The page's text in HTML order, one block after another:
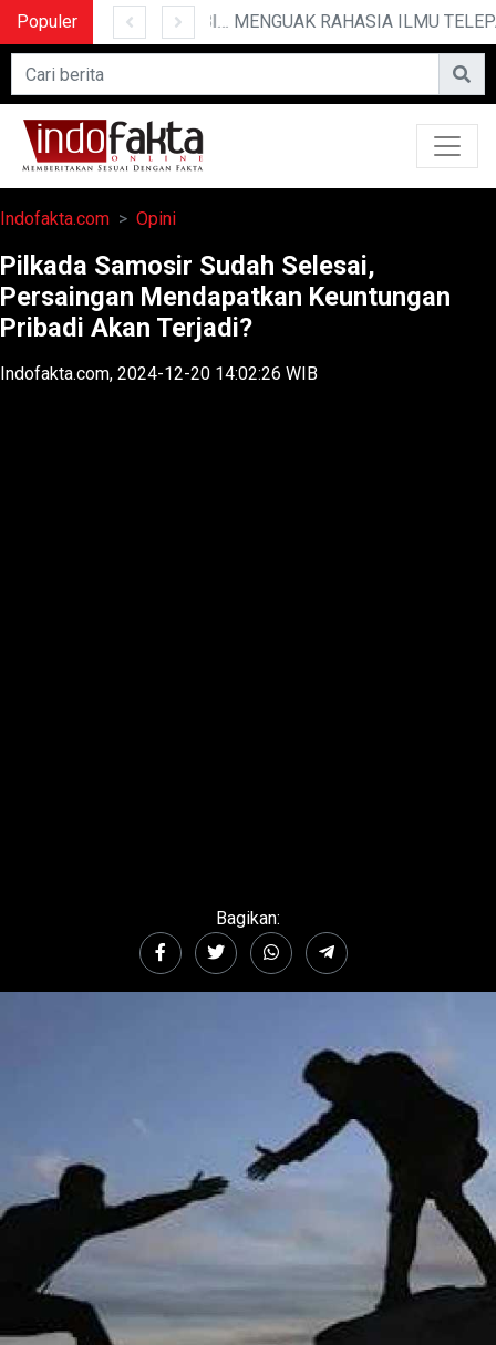
Populer MENGUAK RAHASIA ILMU TELEPATI
Indofakta.com Opini
Pilkada Samosir Sudah Selesai,
Persaingan Mendapatkan Keuntungan
Pribadi Akan Terjadi?
Indofakta.com, 2024-12-20 14:02:26 WIB
Bagikan: